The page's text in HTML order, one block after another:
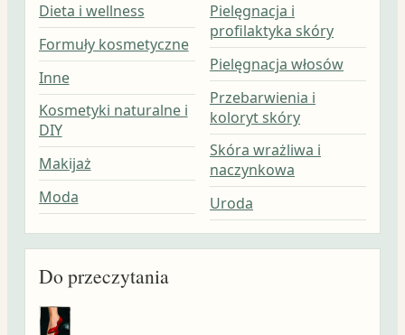
Dieta i wellness
Formuły kosmetyczne
Inne
Kosmetyki naturalne i
DIY
Makijaż
Moda
Pielęgnacja i
profilaktyka skóry
Pielęgnacja włosów
Przebarwienia i
koloryt skóry
Skóra wrażliwa i
naczynkowa
Uroda
Do przeczytania